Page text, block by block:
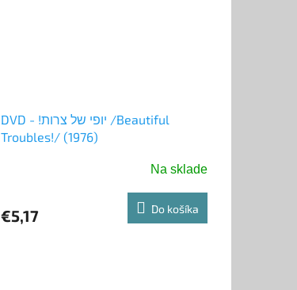
DVD - !יופי של צרות /Beautiful
Troubles!/ (1976)
Na sklade
€5,17 Do košíka